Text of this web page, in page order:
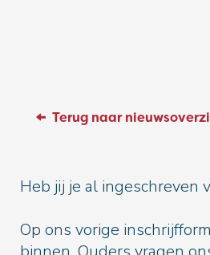
Terug naar
Heb jij je al ingeschreven
Op ons vorige